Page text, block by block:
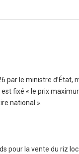
par le ministre d’État,
fixé « le prix
national ».
pour la vente du riz